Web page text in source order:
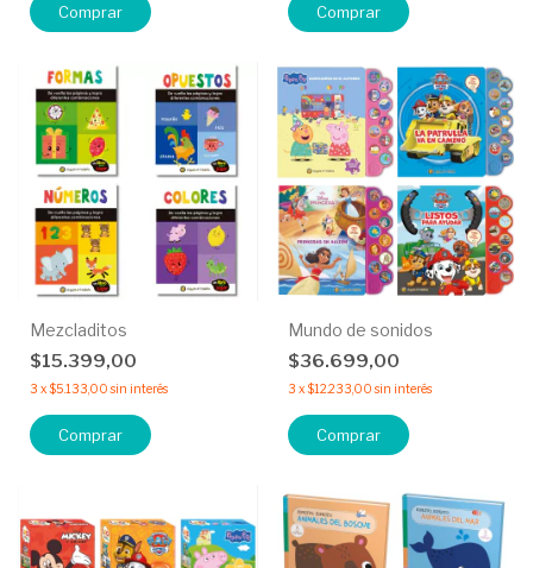
Comprar Comprar
Mezcladitos
$15.399,00
3 x$5.133,00 sin interés
Comprar
Mundo de sonidos
$36.699,00
3 x$12.233,00 sin interés
Comprar